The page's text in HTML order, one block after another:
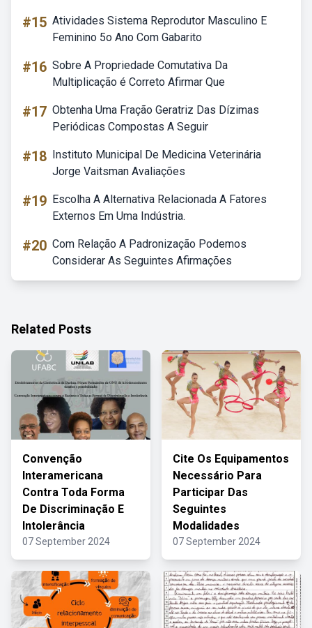
#15 Atividades Sistema Reprodutor Masculino E
Feminino 5o Ano Com Gabarito
#16 Sobre A Propriedade Comutativa Da
Multiplicação é Correto Afirmar Que
#17 Obtenha Uma Fração Geratriz Das Dízimas
Periódicas Compostas A Seguir
#18 Instituto Municipal De Medicina Veterinária
Jorge Vaitsman Avaliações
#19 Escolha A Alternativa Relacionada A Fatores
Externos Em Uma Indústria.
#20 Com Relação A Padronização Podemos
Considerar As Seguintes Afirmações
Related Posts
Convenção
Interamericana
Contra Toda Forma
De Discriminação E
Intolerância
07 September 2024
Cite Os Equipamentos
Necessário Para
Participar Das
Seguintes
Modalidades
07 September 2024